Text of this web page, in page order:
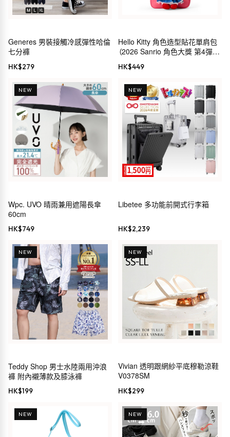
Generes 男裝接觸冷感彈性哈倫
七分褲
HK$279
Hello Kitty 角色造型貼花單肩包
（2026 Sanrio 角色大獎 第4彈
Sanrio 穿搭系列）
HK$449
NEW
Wpc. UVO 晴雨兼用遮陽長傘
60cm
HK$749
NEW
Libetee 多功能前開式行李箱
HK$2,239
NEW
Teddy Shop 男士水陸兩用沖浪
褲 附內襯薄款及膝泳褲
HK$199
NEW
Vivian 透明跟網紗平底穆勒涼鞋
V0378SM
HK$299
NEW NEW